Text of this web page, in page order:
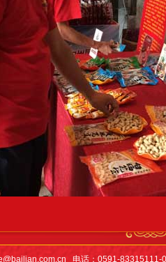
电话：0591-83315111-